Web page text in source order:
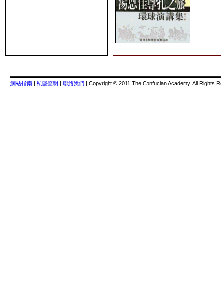
網站指南 | 私隱聲明 | 聯絡我們 | Copyright © 2011 The Confucian Academy. All Rights